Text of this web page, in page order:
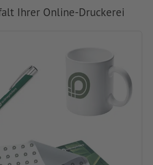
Ihrer Online-Druckerei